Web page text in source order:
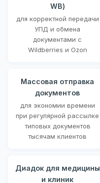
WB)
для корректной передачи
УПД и обмена
документами с
Wildberries и Ozon
Массовая отправка
документов
для экономии времени
при регулярной рассылке
типовых документов
тысячам клиентов
Диадок для медицины
и клиник